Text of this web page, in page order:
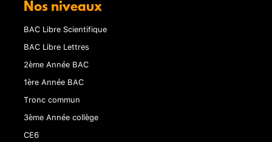
Nos niveaux
BAC Libre Scientifique
BAC Libre Lettres
2ème Année BAC
1ère Année BAC
Tronc commun
3ème Année collège
CE6